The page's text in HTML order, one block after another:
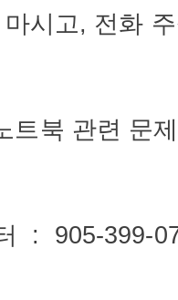
마시고, 전화
트북 관련 문제
: 905-399-